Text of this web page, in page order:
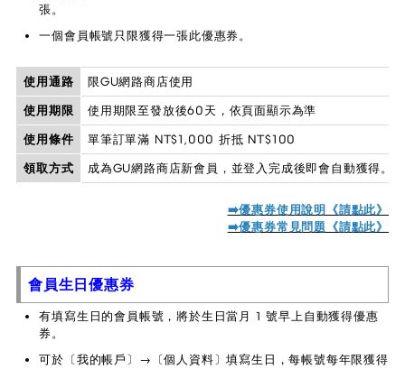
張。
一個會員帳號只限獲得一張此優惠券。
使用通路
限GU網路商店使用
使用期限
使用期限至發放後60天，依頁面顯示為準
使用條件
單筆訂單滿 NT$1,000 折抵 NT$100
領取方式
成為GU網路商店新會員，並登入完成後即會自動獲得。
➡️優惠券使用說明《請點此》
➡️優惠券常見問題《請點此》
會員生日優惠券
有填寫生日的會員帳號，將於生日當月 1 號早上自動獲得優惠
券。
可於〔我的帳戶〕→〔個人資料〕填寫生日，每帳號每年限獲得